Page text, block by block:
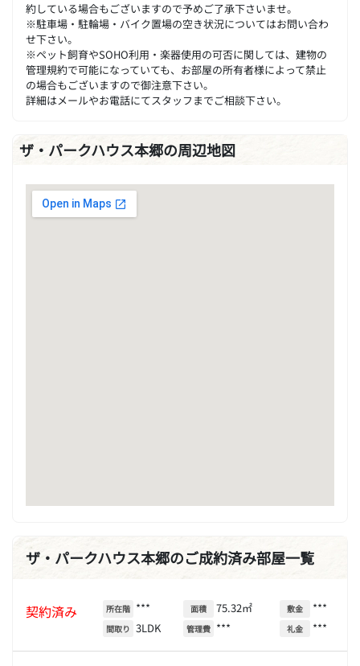
約している場合もございますので予めご了承下さいませ。
※駐車場・駐輪場・バイク置場の空き状況についてはお問い合わ
せ下さい。
※ペット飼育やSOHO利用・楽器使用の可否に関しては、建物の
管理規約で可能になっていても、お部屋の所有者様によって禁止
の場合もございますので御注意下さい。
詳細はメールやお電話にてスタッフまでご相談下さい。
ザ・パークハウス本郷の周辺地図
ザ・パークハウス本郷のご成約済み部屋一覧
契約済み 所在階 ***
間取り 3LDK
面積 75.32㎡
管理費 ***
敷金 ***
礼金 ***